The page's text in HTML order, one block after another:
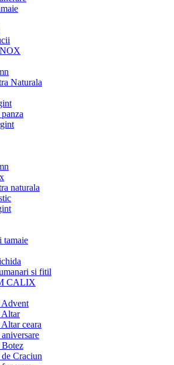
Naturala
naturala
tamaie
si fitil
CALIX
Altar
ceara
Craciun